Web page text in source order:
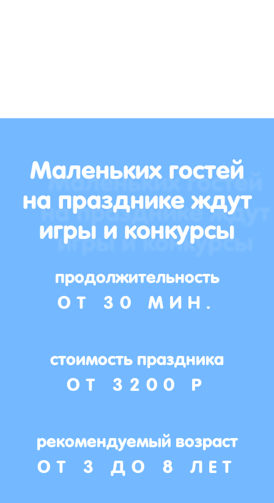
Маленьких гостей
на празднике ждут
игры и конкурсы
продолжительность
ОТ 30 МИН.
стоимость праздника
ОТ 3200 Р
рекомендуемый возраст
ОТ 3 ДО 8 ЛЕТ